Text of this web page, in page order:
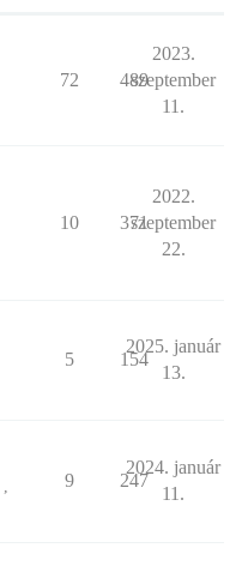
72 489
2023.
szeptember
11.
10 371
2022.
szeptember
22.
5 154
2025. január
13.
9 247
2024. január
11.